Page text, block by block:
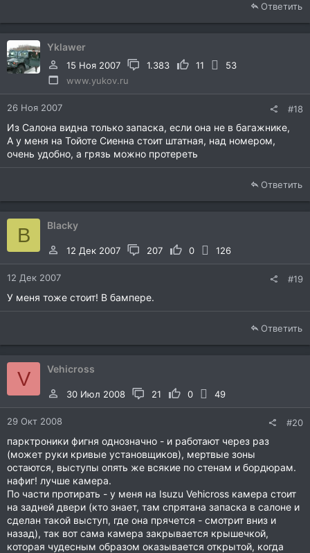
Ответить
Yklawer
15 Ноя 2007 1.383 11
53
www.yukov.ru
26 Ноя 2007 #18
Из Салона видна только запаска, если она не в багажнике,
А у меня на Тойоте Сиенна стоит штатная, над номером,
очень удобно, а грязь можно протереть
Ответить
B Blacky
12 Дек 2007 207 0 126
12 Дек 2007 #19
У меня тоже стоит! В бампере.
Ответить
V Vehicross
30 Июл 2008 21 0 49
29 Окт 2008 #20
парктроники фигня однозначно - и работают через раз
(может руки кривые установщиков), мертвые зоны
остаются, выступы опять же всякие по стенам и бордюрам.
нафиг! лучше камера.
По части протирать - у меня на Isuzu Vehicross камера стоит
на задней двери (кто знает, там спрятана запаска в салоне и
сделан такой выступ, где она прячется - смотрит вниз и
назад), так вот сама камера закрывается крышечкой,
которая чудесным образом оказывается открытой, когда